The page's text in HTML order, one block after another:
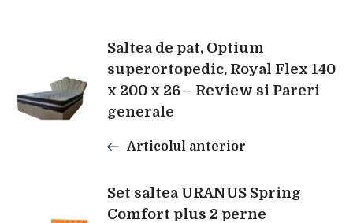
Navigare
în
articole
Saltea de pat, Optium
superortopedic, Royal Flex 140
x 200 x 26 – Review si Pareri
generale
Articolul anterior
Set saltea URANUS Spring
Comfort plus 2 perne